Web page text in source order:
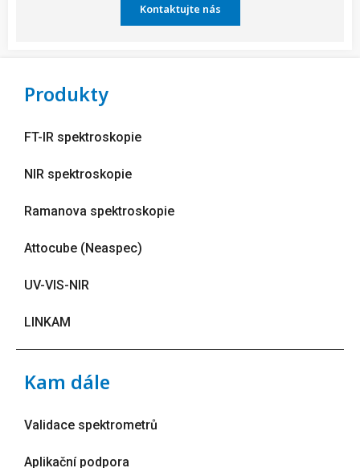
Kontaktujte nás
Produkty
FT-IR spektroskopie
NIR spektroskopie
Ramanova spektroskopie
Attocube (Neaspec)
UV-VIS-NIR
LINKAM
Kam dále
Validace spektrometrů
Aplikační podpora